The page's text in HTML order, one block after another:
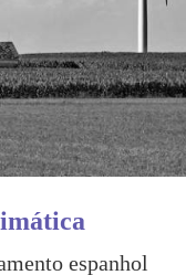
espanhol